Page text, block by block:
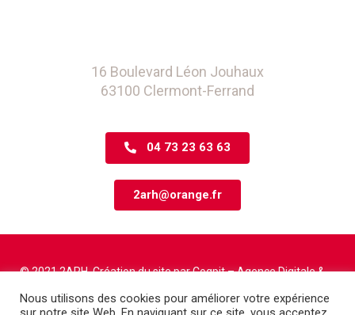
16 Boulevard Léon Jouhaux
63100 Clermont-Ferrand
04 73 23 63 63
2arh@orange.fr
© 2021 2ARH. Création du site parCoqpit – Agence Digitale&
Phoebus Communication
Nous utilisons des cookies pour améliorer votre expérience